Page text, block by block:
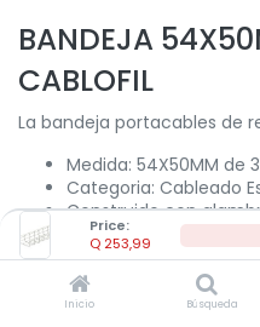
Price:
Q 253,99
Inicio Búsqueda
BANDEJA
CABLOFIL
La bandeja portacables de
Medida: 54X50MM de
Categoria: Cableado
Construido con
calidad y precisión.
Se adapta fácilmente
instalación de cables